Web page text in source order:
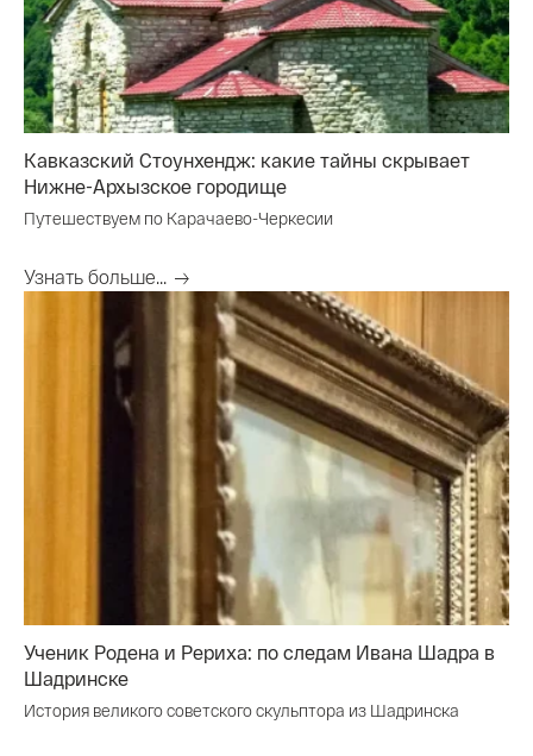
Кавказский Стоунхендж: какие тайны скрывает
Нижне-Архызское городище
Путешествуем по Карачаево-Черкесии
Узнать больше...
Ученик Родена и Рериха: по следам Ивана Шадра в
Шадринске
История великого советского скульптора из Шадринска